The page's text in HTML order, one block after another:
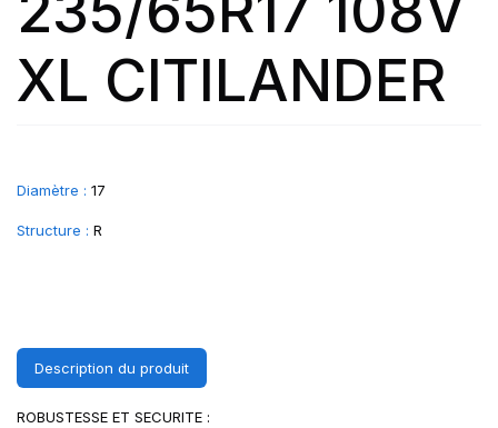
XL CITILANDER
Diamètre : 17
Structure : R
Description du produit
ROBUSTESSE ET SECURITE :